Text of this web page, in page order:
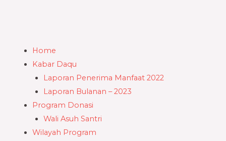
Home
Kabar Daqu
Laporan Penerima Manfaat 2022
Laporan Bulanan – 2023
Program Donasi
Wali Asuh Santri
Wilayah Program
Menu